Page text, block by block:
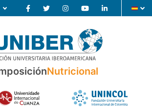
Nutricional